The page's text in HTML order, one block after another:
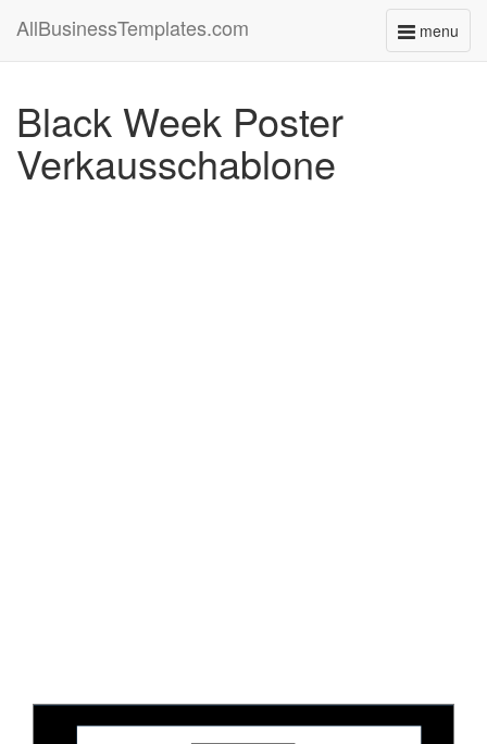
menu
Toggle
AllBusinessTemplates.com
Black Week Poster
Verkausschablone